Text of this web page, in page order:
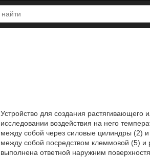
Устройство для создания
исследовании воздействия на него
между собой через силовые цилиндры (2) и
между собой посредством клеммовой (5)
выполнена ответной наружним